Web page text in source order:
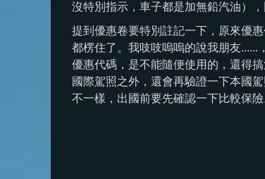
沒特別指示，車子都是加無鉛汽油）
提到優惠卷要特別註記一下，原來優
都楞住了。我吱吱嗚嗚的說我朋友
優惠代碼，是不能隨便使用的，還得
國際駕照之外，還會再驗證一下本國
不一樣，出國前要先確認一下比較保險